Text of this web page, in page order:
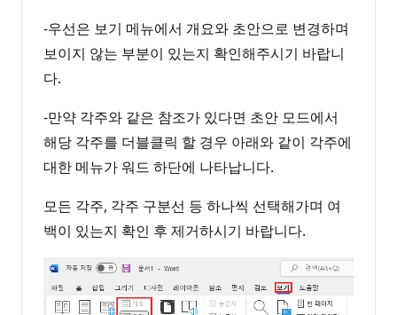
-우선은 보기 메뉴에서 개요와 초안으로 변경하며
보이지 않는 부분이 있는지 확인해주시기 바랍니
다.
-만약 각주와 같은 참조가 있다면 초안 모드에서
해당 각주를 더블클릭 할 경우 아래와 같이 각주에
대한 메뉴가 워드 하단에 나타납니다.
모든 각주, 각주 구분선 등 하나씩 선택해가며 여
백이 있는지 확인 후 제거하시기 바랍니다.